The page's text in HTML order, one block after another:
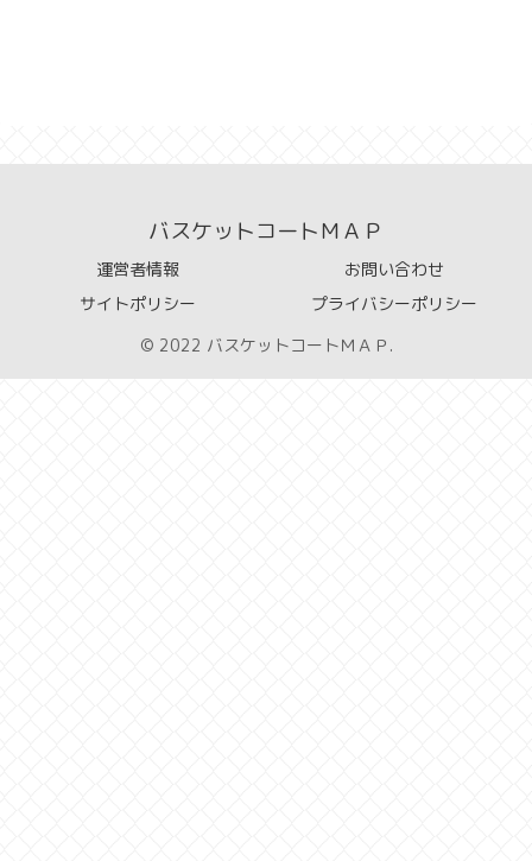
バスケットコートＭＡＰ
運営者情報
お問い合わせ
サイトポリシー
プライバシーポリシー
© 2022 バスケットコートＭＡＰ.